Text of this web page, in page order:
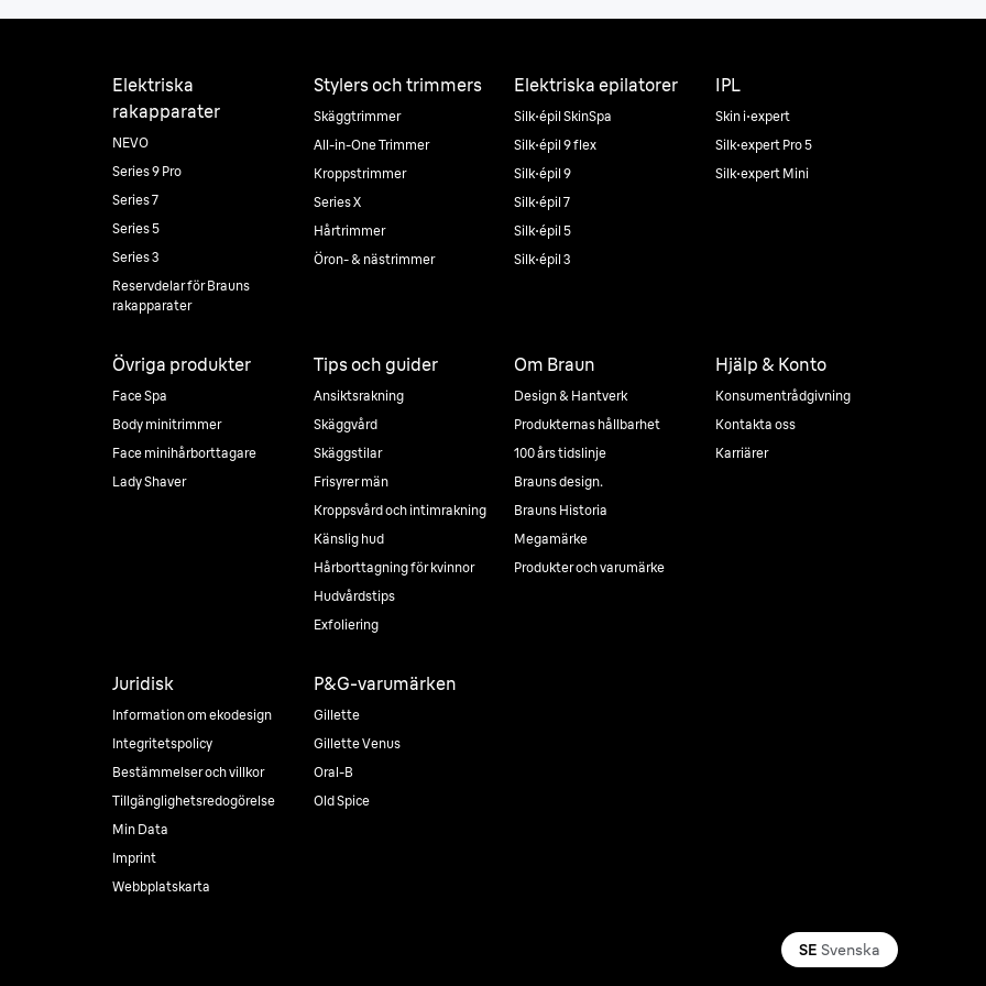
Elektriska
rakapparater
NEVO
Series 9 Pro
Series 7
Series 5
Series 3
Reservdelar för Brauns
rakapparater
Stylers och trimmers
Skäggtrimmer
All-in-One Trimmer
Kroppstrimmer
Series X
Hårtrimmer
Öron- & nästrimmer
Elektriska epilatorer
Silk·épil SkinSpa
Silk·épil 9 flex
Silk·épil 9
Silk·épil 7
Silk·épil 5
Silk·épil 3
IPL
Skin i·expert
Silk·expert Pro 5
Silk·expert Mini
Övriga produkter
Face Spa
Body minitrimmer
Face minihårborttagare
Lady Shaver
Tips och guider
Ansiktsrakning
Skäggvård
Skäggstilar
Frisyrer män
Kroppsvård och intimrakning
Känslig hud
Hårborttagning för kvinnor
Hudvårdstips
Exfoliering
Om Braun
Design & Hantverk
Produkternas hållbarhet
100 års tidslinje
Brauns design.
Brauns Historia
Megamärke
Produkter och varumärke
Hjälp & Konto
Konsumentrådgivning
Kontakta oss
Karriärer
Juridisk
Information om ekodesign
Integritetspolicy
Bestämmelser och villkor
Tillgänglighetsredogörelse
Min Data
Imprint
Webbplatskarta
P&G-varumärken
Gillette
Gillette Venus
Oral-B
Old Spice
SE Svenska